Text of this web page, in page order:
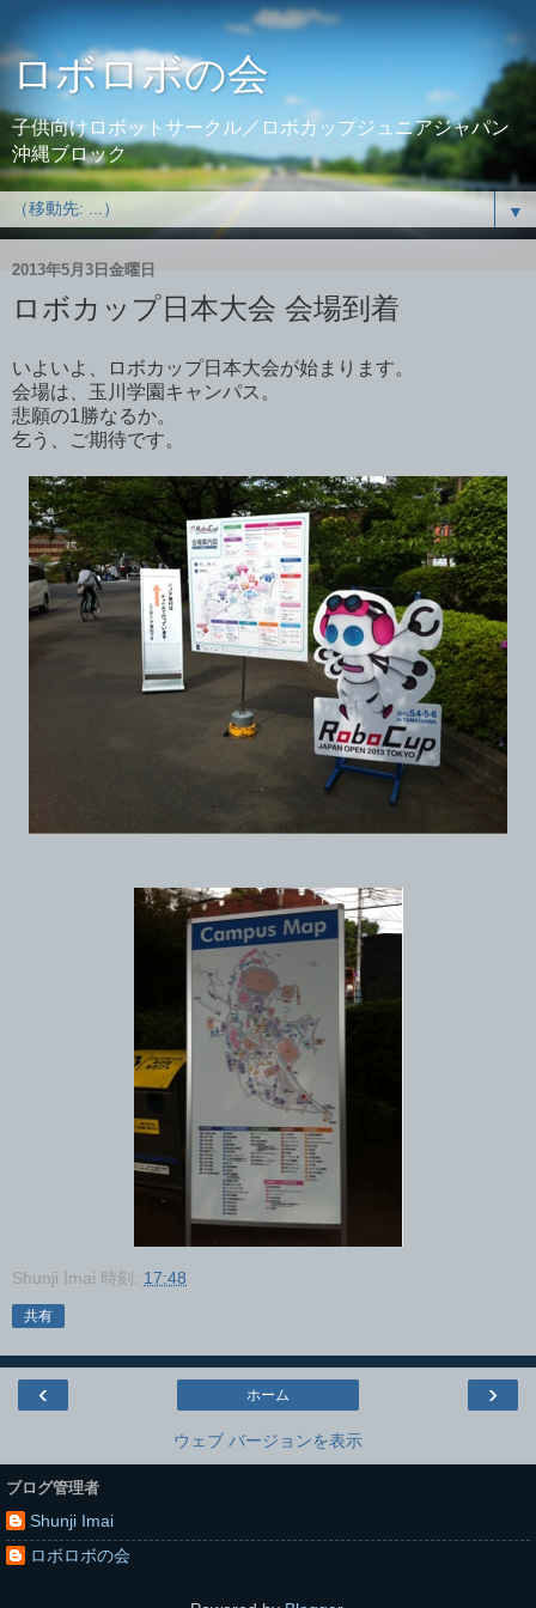
ロボロボの会
子供向けロボットサークル／ロボカップジュニアジャパン
沖縄ブロック
▼
2013年5月3日金曜日
ロボカップ日本大会 会場到着
いよいよ、ロボカップ日本大会が始まります。
会場は、玉川学園キャンパス。
悲願の1勝なるか。
乞う、ご期待です。
Shunji Imai 時刻: 17:48
共有
‹ ›
ホーム
ウェブ バージョンを表示
ブログ管理者
Shunji Imai
ロボロボの会